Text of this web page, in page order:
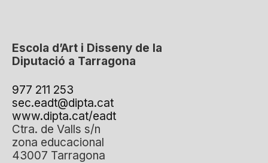
Escola d’Art i Disseny de la
Diputació a Tarragona
977 211 253
sec.eadt@dipta.cat
www.dipta.cat/eadt
Ctra. de Valls s/n
zona educacional
43007 Tarragona